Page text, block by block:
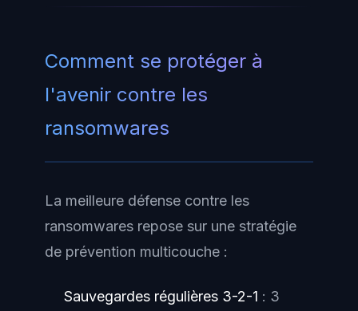
Comment se protéger à
l'avenir contre les
ransomwares
La meilleure défense contre les
ransomwares repose sur une stratégie
de prévention multicouche :
Sauvegardes régulières 3-2-1 : 3